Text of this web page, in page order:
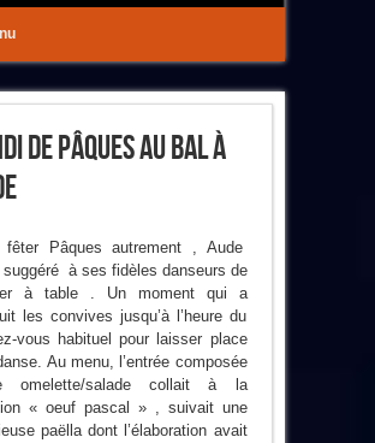
De Pâques Au Bal À
fêter Pâques autrement , Aude
suggéré à ses fidèles danseurs de
à table . Un moment qui a
les convives jusqu’à l’heure du
vous habituel pour laisser place
Au menu, l’entrée composée
omelette/salade collait à la
« oeuf pascal » , suivait une
paëlla dont l’élaboration avait